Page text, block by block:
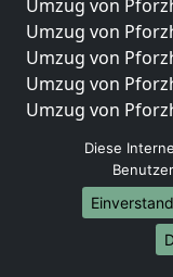
Umzug von
Umzug von
Umzug von
Umzug von
Umzug von
Umzug von
Umzüge-
Umzug von
Diese